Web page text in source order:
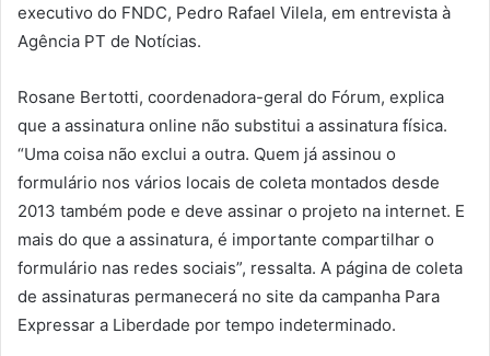
executivo do FNDC, Pedro Rafael Vilela, em entrevista à
Agência PT de Notícias.
Rosane Bertotti, coordenadora-geral do Fórum, explica
que a assinatura online não substitui a assinatura física.
“Uma coisa não exclui a outra. Quem já assinou o
formulário nos vários locais de coleta montados desde
2013 também pode e deve assinar o projeto na internet. E
mais do que a assinatura, é importante compartilhar o
formulário nas redes sociais”, ressalta. A página de coleta
de assinaturas permanecerá no site da campanha Para
Expressar a Liberdade por tempo indeterminado.